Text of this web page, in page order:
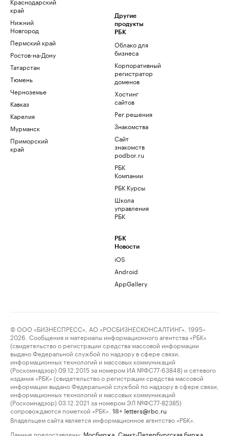
край
Нижний
Новгород
Пермский край
Ростов-на-Дону
Татарстан
Тюмень
Черноземье
Кавказ
Карелия
Мурманск
Приморский
край
Другие
продукты
РБК
Облако для
бизнеса
Корпоративный
регистратор
доменов
Хостинг
сайтов
Рег.решения
Знакомства
Сайт
знакомств
podbor.ru
РБК
Компании
РБК Курсы
Школа
управления
РБК
РБК
Новости
iOS
Android
AppGallery
© ООО «БИЗНЕСПРЕСС», АО «РОСБИЗНЕСКОНСАЛТИНГ», 1995–
2026. Сообщения и материалы информационного агентства «РБК»
(свидетельство о регистрации средства массовой информации
выдано Федеральной службой по надзору в сфере связи,
информационных технологий и массовых коммуникаций
(Роскомнадзор) 09.12.2015 за номером ИА №ФС77-63848) и сетевого
издания «РБК» (свидетельство о регистрации средства массовой
информации выдано Федеральной службой по надзору в сфере связи,
информационных технологий и массовых коммуникаций
(Роскомнадзор) 03.12.2021 за номером ЭЛ №ФС77-82385)
сопровождаются пометкой «РБК».
18+ letters@rbc.ru
Владельцем сайта является информационное агентство «РБК».
Данные предоставлены: Мосбиржа Санкт-Петербургская биржа